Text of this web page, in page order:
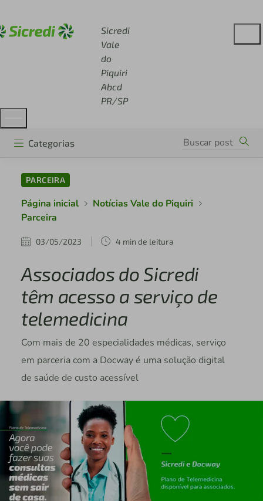
Sicredi
Vale
do
Piquiri
Abcd
PR/SP
Categorias
PARCEIRA
Página inicial
Notícias Vale do Piquiri
Parceira
03/05/2023 4 min de leitura
Associados do Sicredi
têm acesso a serviço de
telemedicina
Com mais de 20 especialidades médicas, serviço
em parceria com a Docway é uma solução digital
de saúde de custo acessível